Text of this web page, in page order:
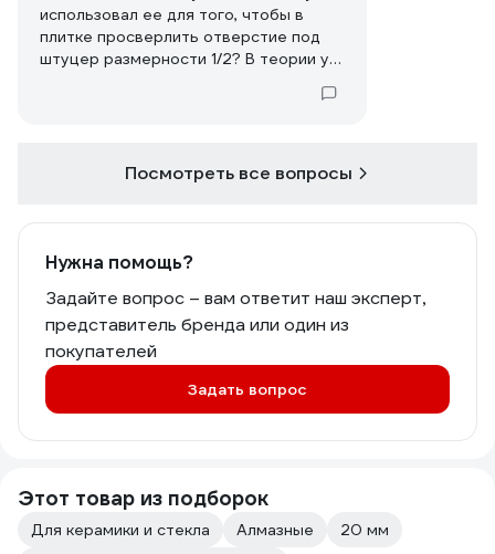
использовал ее для того, чтобы в
плитке просверлить отверстие под
штуцер размерности 1/2? В теории у
Посмотреть все вопросы
Нужна помощь?
Задайте вопрос – вам ответит наш эксперт,
представитель бренда или один из
покупателей
Задать вопрос
Этот товар из подборок
Для керамики и стекла Алмазные
20 мм